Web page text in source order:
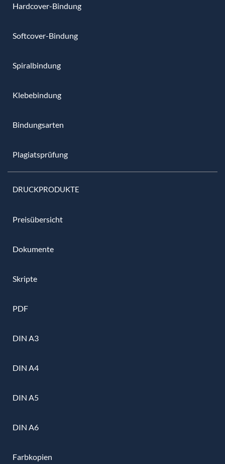
Hardcover-Bindung
Softcover-Bindung
Spiralbindung
Klebebindung
Bindungsarten
Plagiatsprüfung
DRUCKPRODUKTE
Preisübersicht
Dokumente
Skripte
PDF
DIN A3
DIN A4
DIN A5
DIN A6
Farbkopien